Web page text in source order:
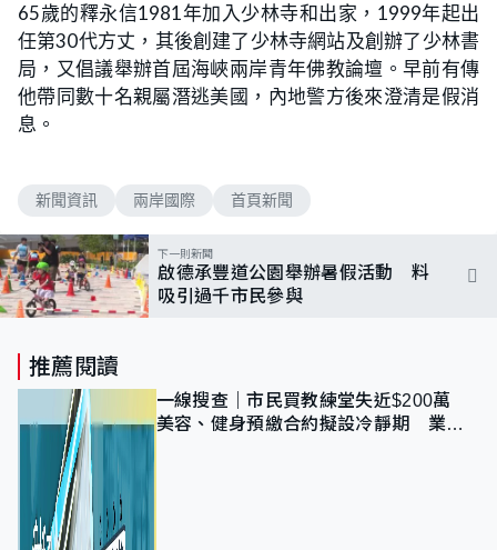
65歲的釋永信1981年加入少林寺和出家，1999年起出
任第30代方丈，其後創建了少林寺網站及創辦了少林書
局，又倡議舉辦首屆海峽兩岸青年佛教論壇。早前有傳
他帶同數十名親屬潛逃美國，內地警方後來澄清是假消
息。
新聞資訊 兩岸國際 首頁新聞
下一則新聞
啟德承豐道公園舉辦暑假活動 料
吸引過千市民參與
推薦閱讀
一線搜查｜市民買教練堂失近$200萬
美容、健身預繳合約擬設冷靜期 業界